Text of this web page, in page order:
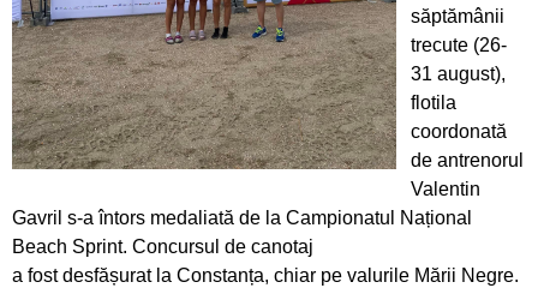
din Franța
Obiectiv de medalii la ultimul concurs pe
ergometru
CS Ceahlăul este cu toate pânzele sus
Campionatul de Karate Traditional Fudokan
Cooptați la loturile naționale de juniori
săptămânii
trecute (26-
31 august),
flotila
coordonată
de antrenorul
Valentin
Gavril s-a întors medaliată de la Campionatul Național
Beach Sprint. Concursul de canotaj
a fost desfășurat la Constanța, chiar pe valurile Mării Negre.